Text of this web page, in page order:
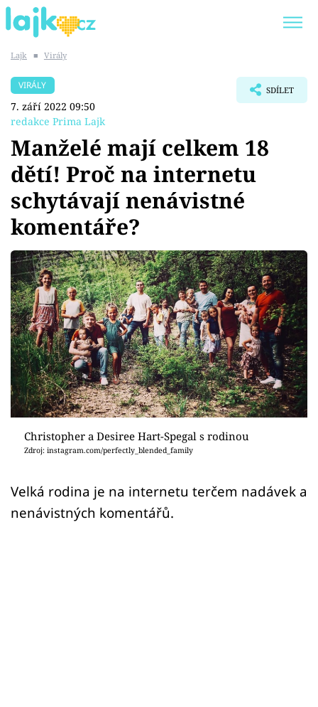
SHOPAHOLICADEL
Témata
Showbyznys
Youtubeři
Virály
Sex a vztahy
Videa
Sledujte prima+
Přihlášení
Sledujte nás
Lajk ■ Virály
VIRÁLY
7. září 2022 09:50
redakce Prima Lajk
SDÍLET
Manželé mají celkem 18
dětí! Proč na internetu
schytávají nenávistné
komentáře?
Christopher a Desiree Hart-Spegal s rodinou
Zdroj: instagram.com/perfectly_blended_family
Velká rodina je na internetu terčem nadávek a
nenávistných komentářů.